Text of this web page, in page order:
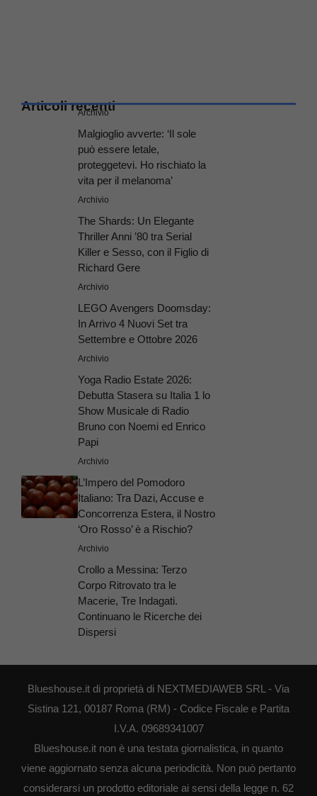
Articoli recenti
Archivio
Malgioglio avverte: ‘Il sole
può essere letale,
proteggetevi. Ho rischiato la
vita per il melanoma’
Archivio
The Shards: Un Elegante
Thriller Anni ’80 tra Serial
Killer e Sesso, con il Figlio di
Richard Gere
Archivio
LEGO Avengers Doomsday:
In Arrivo 4 Nuovi Set tra
Settembre e Ottobre 2026
Archivio
Yoga Radio Estate 2026:
Debutta Stasera su Italia 1 lo
Show Musicale di Radio
Bruno con Noemi ed Enrico
Papi
Archivio
L’Impero del Pomodoro
Italiano: Tra Dazi, Accuse e
Concorrenza Estera, il Nostro
‘Oro Rosso’ è a Rischio?
Archivio
Crollo a Messina: Terzo
Corpo Ritrovato tra le
Macerie, Tre Indagati.
Continuano le Ricerche dei
Dispersi
Blueshouse.it di proprietà di NEXTMEDIAWEB SRL - Via
Sistina 121, 00187 Roma (RM) - Codice Fiscale e Partita
I.V.A. 09689341007
Blueshouse.it non è una testata giornalistica, in quanto
viene aggiornato senza alcuna periodicità. Non può pertanto
considerarsi un prodotto editoriale ai sensi della legge n. 62